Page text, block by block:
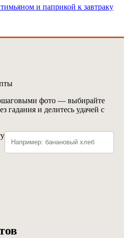
и паприкой к завтраку
фото — выбирайте
гадания и делитесь удачей с